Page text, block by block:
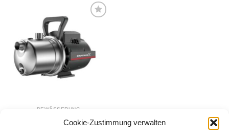
Cookie-Zustimmung verwalten
Wunschliste
hinzufügen
BEWÄSSERUNG
Grundfos JP 4-54 S-BBVP
Gartenpumpe/Wasserpumpe